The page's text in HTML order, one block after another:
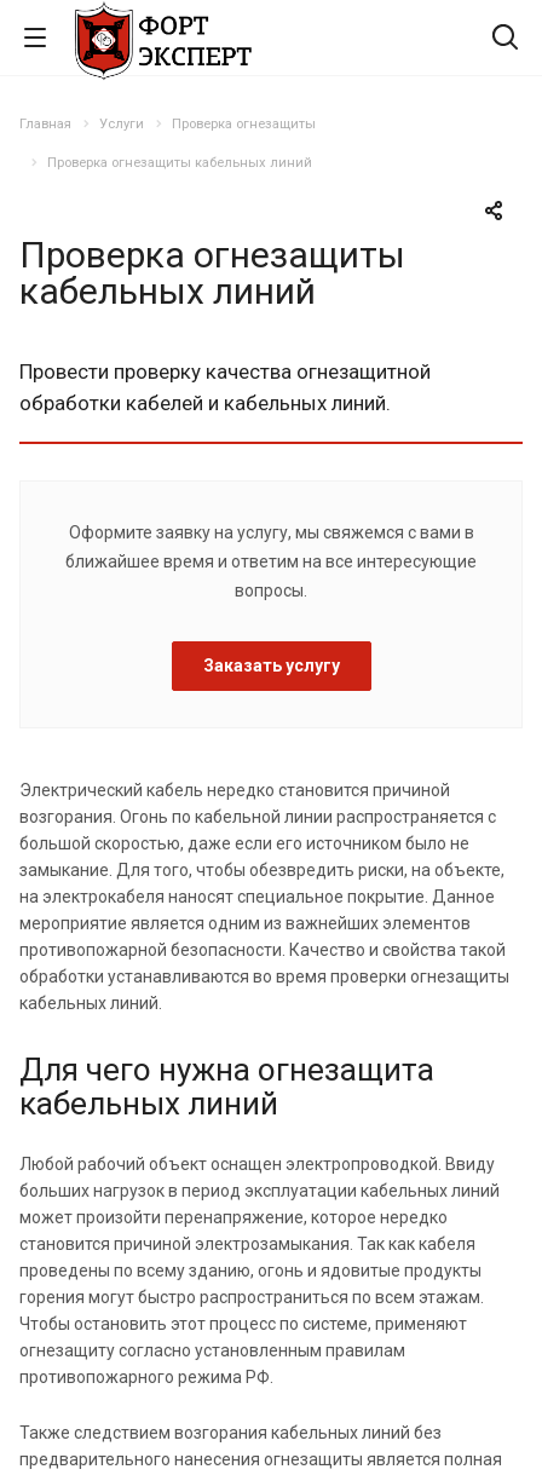
Главная Услуги Проверка огнезащиты
Проверка огнезащиты кабельных линий
Проверка огнезащиты
кабельных линий
Провести проверку качества огнезащитной
обработки кабелей и кабельных линий.
Оформите заявку на услугу, мы свяжемся с вами в
ближайшее время и ответим на все интересующие
вопросы.
Заказать услугу
Электрический кабель нередко становится причиной
возгорания. Огонь по кабельной линии распространяется с
большой скоростью, даже если его источником было не
замыкание. Для того, чтобы обезвредить риски, на объекте,
на электрокабеля наносят специальное покрытие. Данное
мероприятие является одним из важнейших элементов
противопожарной безопасности. Качество и свойства такой
обработки устанавливаются во время проверки огнезащиты
кабельных линий.
Для чего нужна огнезащита
кабельных линий
Любой рабочий объект оснащен электропроводкой. Ввиду
больших нагрузок в период эксплуатации кабельных линий
может произойти перенапряжение, которое нередко
становится причиной электрозамыкания. Так как кабеля
проведены по всему зданию, огонь и ядовитые продукты
горения могут быстро распространиться по всем этажам.
Чтобы остановить этот процесс по системе, применяют
огнезащиту согласно установленным правилам
противопожарного режима РФ.
Также следствием возгорания кабельных линий без
предварительного нанесения огнезащиты является полная